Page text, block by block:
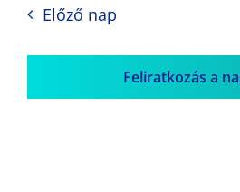
Előző nap
Feliratkozás a